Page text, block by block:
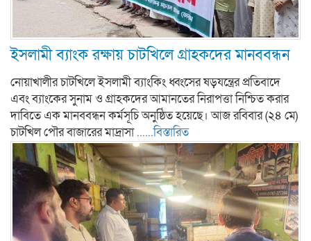
ইসলামী ব্যাংক রক্ষায় চাটখিলে গ্রাহকদের মানববন্ধন
নোয়াখালীর চাটখিলে ইসলামী ব্যাংকিং ধ্বংসের ষড়যন্ত্রের প্রতিবাদে
এবং ব্যাংকের সুনাম ও গ্রাহকদের আমানতের নিরাপত্তা নিশ্চিত করার
দাবিতে এক মানববন্ধন কর্মসূচি অনুষ্ঠিত হয়েছে। আজ রবিবার (২৪ মে)
চাটখিল পৌর বাজারের মাদ্রাসা......বিস্তারিত